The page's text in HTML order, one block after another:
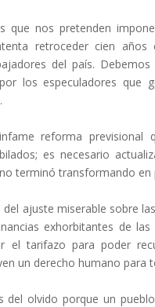
que nos pretenden
retroceder cien
del país.
los especuladores
reforma previsional
es necesario
terminó transformando en
ajuste miserable sobre
exhorbitantes de
el tarifazo para poder
un derecho humano
del olvido porque un